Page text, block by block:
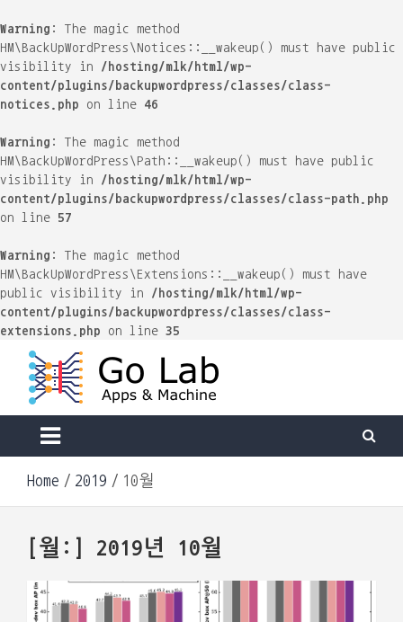
Warning : The magic method
HM\BackUpWordPress\Notices::__wakeup() must have public
visibility in /hosting/mlk/html/wp-
content/plugins/backupwordpress/classes/class-
notices.php on line 46
Warning : The magic method
HM\BackUpWordPress\Path::__wakeup() must have public
visibility in /hosting/mlk/html/wp-
content/plugins/backupwordpress/classes/class-path.php
on line 57
Warning : The magic method
HM\BackUpWordPress\Extensions::__wakeup() must have
public visibility in /hosting/mlk/html/wp-
content/plugins/backupwordpress/classes/class-
extensions.php on line 35
content
Go Lab
Machine & Apps. Start Building.
Home 2019 10월
[월:] 2019년 10월